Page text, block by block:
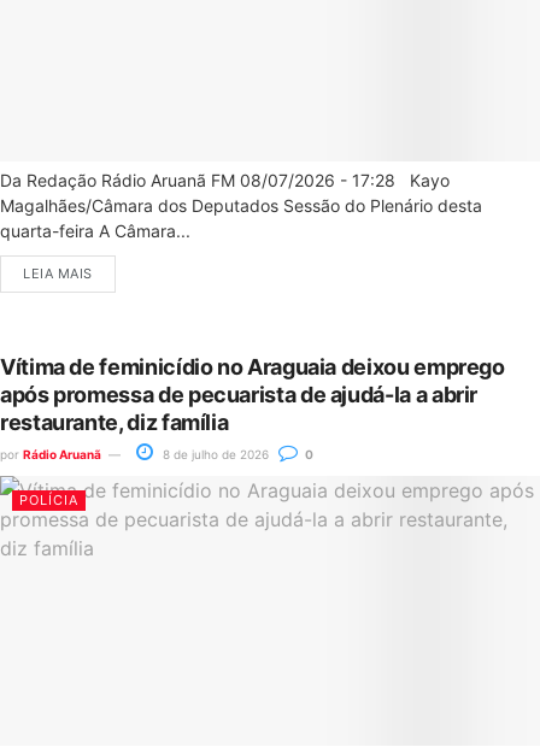
Da Redação Rádio Aruanã FM 08/07/2026 - 17:28 Kayo
Magalhães/Câmara dos Deputados Sessão do Plenário desta
quarta-feira A Câmara...
LEIA MAIS
Vítima de feminicídio no Araguaia deixou emprego
após promessa de pecuarista de ajudá-la a abrir
restaurante, diz família
por Rádio Aruanã 8 de julho de 2026 0
POLÍCIA